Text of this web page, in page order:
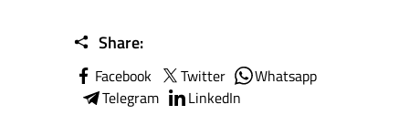
Share:
Facebook Twitter
Whatsapp
Telegram
LinkedIn